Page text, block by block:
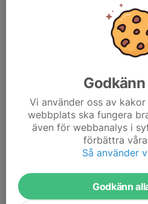
N 58° 29' 45.57", E 14° 24' 43.97"
SWEREF99 TM
6484082.319, 465738.378
WGS84 DD (lat, long)
58.49455, 14.40851
WGS84 DMS (lat, long)
Vi använder oss av
webbplats ska fungera
även för webbanalys i
förbättra
Så använder
Godkänn